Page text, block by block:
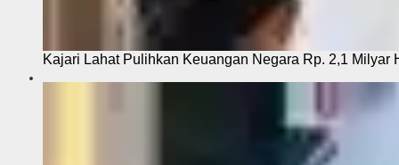
Kajari Lahat Pulihkan Keuangan Negara Rp. 2,1 Milyar